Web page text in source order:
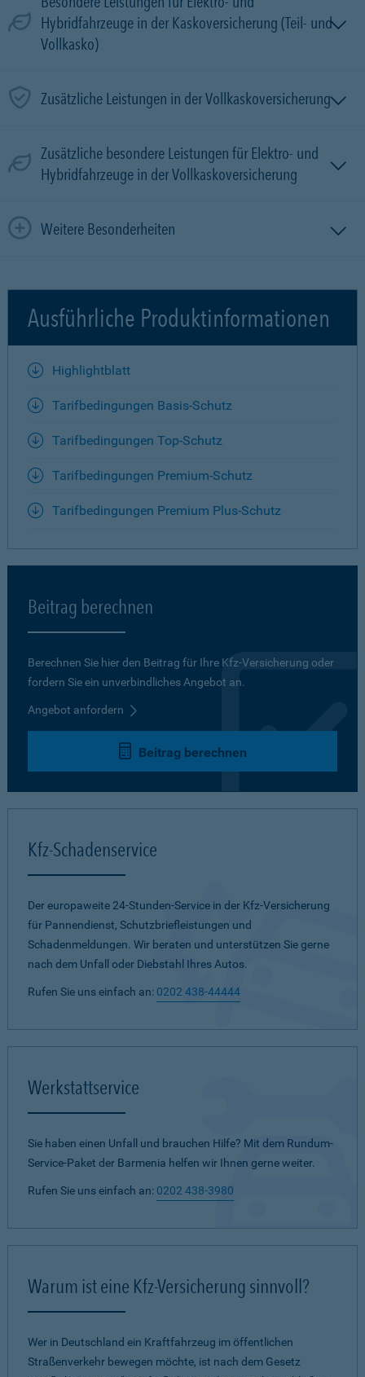
Hybridfahrzeuge in der Kaskoversicherung (Teil- und
Vollkasko)
Zusätzliche Leistungen in der Vollkaskoversicherung
Zusätzliche besondere Leistungen für Elektro- und
Hybridfahrzeuge in der Vollkaskoversicherung
Weitere Besonderheiten
Ausführliche Produktinformationen
Highlightblatt
Tarifbedingungen Basis-Schutz
Tarifbedingungen Top-Schutz
Tarifbedingungen Premium-Schutz
Tarifbedingungen Premium Plus-Schutz
Beitrag berechnen
Berechnen Sie hier den Beitrag für Ihre Kfz-Versicherung oder
fordern Sie ein unverbindliches Angebot an.
Angebot anfordern
Beitrag berechnen
Kfz-Schadenservice
Der europaweite 24-Stunden-Service in der Kfz-Versicherung
für Pannendienst, Schutzbriefleistungen und
Schadenmeldungen. Wir beraten und unterstützen Sie gerne
nach dem Unfall oder Diebstahl Ihres Autos.
Rufen Sie uns einfach an: 0202 438-44444
Werkstattservice
Sie haben einen Unfall und brauchen Hilfe? Mit dem Rundum-
Service-Paket der Barmenia helfen wir Ihnen gerne weiter.
Rufen Sie uns einfach an: 0202 438-3980
Warum ist eine Kfz-Versicherung sinnvoll?
Wer in Deutschland ein Kraftfahrzeug im öffentlichen
Straßenverkehr bewegen möchte, ist nach dem Gesetz